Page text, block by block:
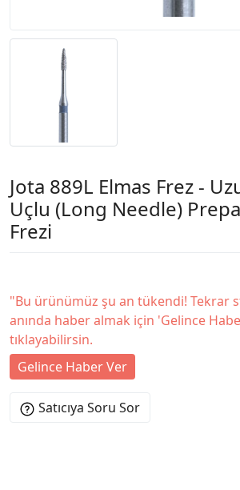
Jota 889L Elmas Frez -
Uçlu (Long Needle)
Frezi
"Bu ürünümüz şu an tükendi! Tekrar
anında haber almak için 'Gelince
tıklayabilirsin.
Gelince Haber Ver
Satıcıya Soru Sor